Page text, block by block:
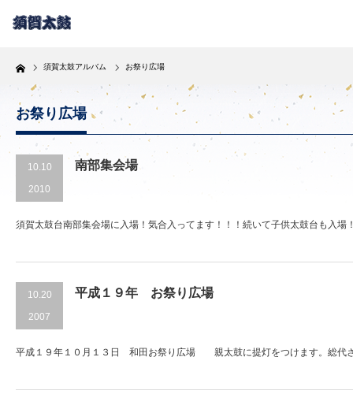
Home 須賀太鼓アルバム お祭り広場
お祭り広場
10.10
2010
南部集会場
須賀太鼓台南部集会場に入場！気合入ってます！！！続いて子供太鼓台も入場
10.20
2007
平成１９年 お祭り広場
平成１９年１０月１３日 和田お祭り広場 親太鼓に提灯をつけます。総代